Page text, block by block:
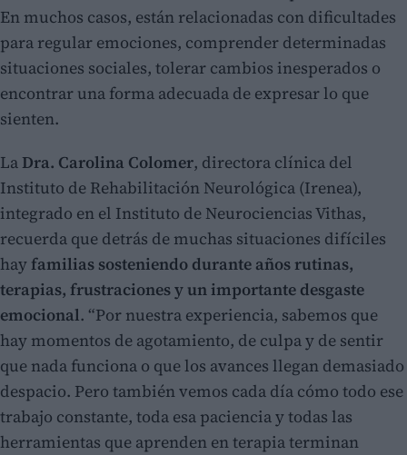
En muchos casos, están relacionadas con dificultades
para regular emociones, comprender determinadas
situaciones sociales, tolerar cambios inesperados o
encontrar una forma adecuada de expresar lo que
sienten.
La Dra. Carolina Colomer, directora clínica del
Instituto de Rehabilitación Neurológica (Irenea),
integrado en el Instituto de Neurociencias Vithas,
recuerda que detrás de muchas situaciones difíciles
hay familias sosteniendo durante años rutinas,
terapias, frustraciones y un importante desgaste
emocional. “Por nuestra experiencia, sabemos que
hay momentos de agotamiento, de culpa y de sentir
que nada funciona o que los avances llegan demasiado
despacio. Pero también vemos cada día cómo todo ese
trabajo constante, toda esa paciencia y todas las
herramientas que aprenden en terapia terminan